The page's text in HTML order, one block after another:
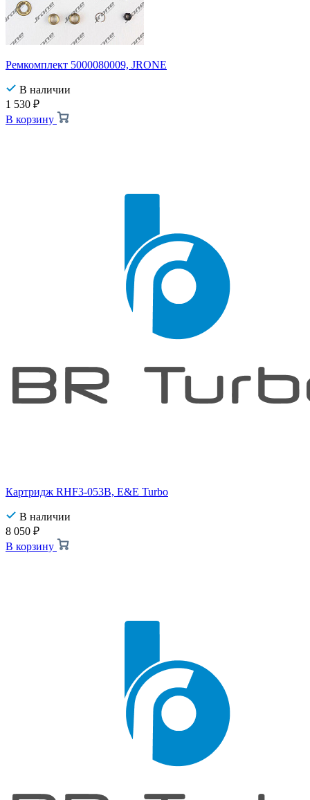
Ремкомплект 5000080009, JRONE
В наличии
1 530 ₽
В корзину
Картридж RHF3-053B, E&E Turbo
В наличии
8 050 ₽
В корзину